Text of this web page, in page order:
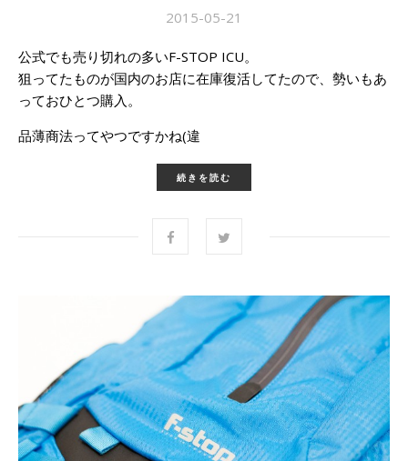
2015-05-21
公式でも売り切れの多いF-STOP ICU。
狙ってたものが国内のお店に在庫復活してたので、勢いもあ
っておひとつ購入。
品薄商法ってやつですかね(違
続きを読む